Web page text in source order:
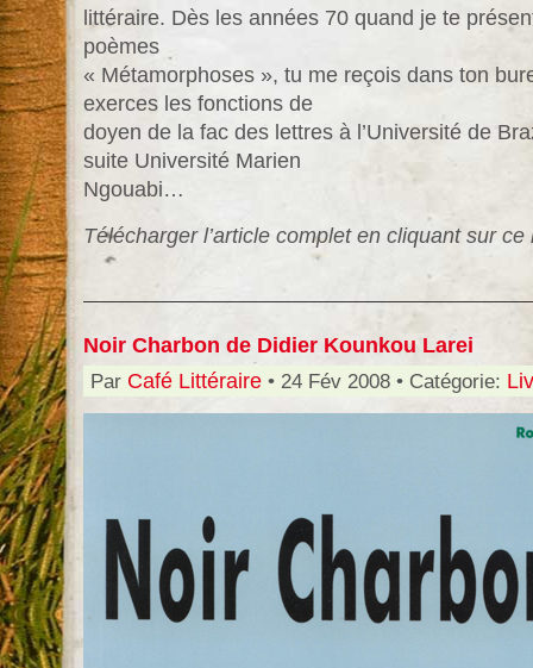
littéraire. Dès les années 70 quand je te
poèmes
« Métamorphoses », tu me reçois dans ton
exerces les fonctions de
doyen de la fac des lettres à l’Université de
suite Université Marien
Ngouabi…
Télécharger l’article complet en cliquant sur ce
Noir Charbon de Didier Kounkou Larei
Par Café Littéraire • 24 Fév 2008 • Catégorie: